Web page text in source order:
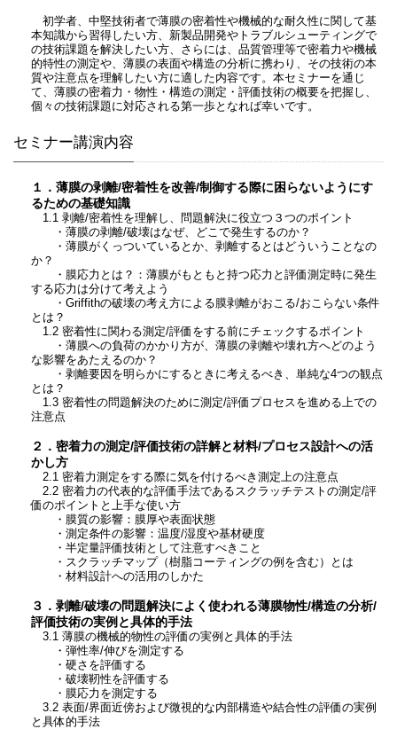
初学者、中堅技術者で薄膜の密着性や機械的な耐久性に関して基
本知識から習得したい方、新製品開発やトラブルシューティングで
の技術課題を解決したい方、さらには、品質管理等で密着力や機械
的特性の測定や、薄膜の表面や構造の分析に携わり、その技術の本
質や注意点を理解したい方に適した内容です。本セミナーを通じ
て、薄膜の密着力・物性・構造の測定・評価技術の概要を把握し、
個々の技術課題に対応される第一歩となれば幸いです。
セミナー講演内容
１．薄膜の剥離/密着性を改善/制御する際に困らないようにす
るための基礎知識
1.1 剥離/密着性を理解し、問題解決に役立つ３つのポイント
・薄膜の剥離/破壊はなぜ、どこで発生するのか？
・薄膜がくっついているとか、剥離するとはどういうことなの
か？
・膜応力とは？：薄膜がもともと持つ応力と評価測定時に発生
する応力は分けて考えよう
・Griffithの破壊の考え方による膜剥離がおこる/おこらない条件
とは？
1.2 密着性に関わる測定/評価をする前にチェックするポイント
・薄膜への負荷のかかり方が、薄膜の剥離や壊れ方へどのよう
な影響をあたえるのか？
・剥離要因を明らかにするときに考えるべき、単純な4つの観点
とは？
1.3 密着性の問題解決のために測定/評価プロセスを進める上での
注意点
２．密着力の測定/評価技術の詳解と材料/プロセス設計への活
かし方
2.1 密着力測定をする際に気を付けるべき測定上の注意点
2.2 密着力の代表的な評価手法であるスクラッチテストの測定/評
価のポイントと上手な使い方
・膜質の影響：膜厚や表面状態
・測定条件の影響：温度/湿度や基材硬度
・半定量評価技術として注意すべきこと
・スクラッチマップ（樹脂コーティングの例を含む）とは
・材料設計への活用のしかた
３．剥離/破壊の問題解決によく使われる薄膜物性/構造の分析/
評価技術の実例と具体的手法
3.1 薄膜の機械的物性の評価の実例と具体的手法
・弾性率/伸びを測定する
・硬さを評価する
・破壊靭性を評価する
・膜応力を測定する
3.2 表面/界面近傍および微視的な内部構造や結合性の評価の実例
と具体的手法